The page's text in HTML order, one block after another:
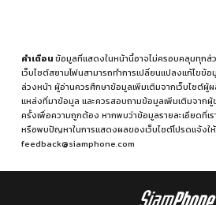
คำเตือนข้อมูลที่แสดงในหน้านี้อาจไม่ครอบคลุมทุกส่
เว็บไซต์สยามโฟนสามารถทำการเปลี่ยนแปลงแก้ไขข้
ล่วงหน้า ผู้อ่านควรศึกษาข้อมูลเพิ่มเติมจากเว็บไซต์ผู้
แหล่งที่มาข้อมูล และควรสอบถามข้อมูลเพิ่มเติมจาก
ครั้งเพื่อความถูกต้อง หากพบว่าข้อมูลรายละเอียดที่
หรือพบปัญหาในการแสดงผลของเว็บไซต์โปรดแจ้งให้
feedback@siamphone.com